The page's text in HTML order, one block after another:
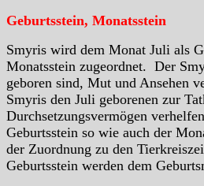
Geburtsstein, Monatsstein
Smyris wird dem Monat Juli als
Monatsstein zugeordnet. Der
geboren sind, Mut und Ansehen
Smyris den Juli geborenen zur
Durchsetzungsvermögen
Geburtsstein so wie auch der
der Zuordnung zu den
Geburtsstein werden dem